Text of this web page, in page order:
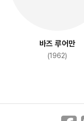
바즈 루어만
(1962)